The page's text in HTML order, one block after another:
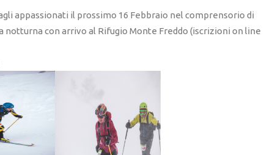
appassionati il prossimo 16 Febbraio nel comprensorio di
notturna con arrivo al Rifugio Monte Freddo (iscrizioni on line